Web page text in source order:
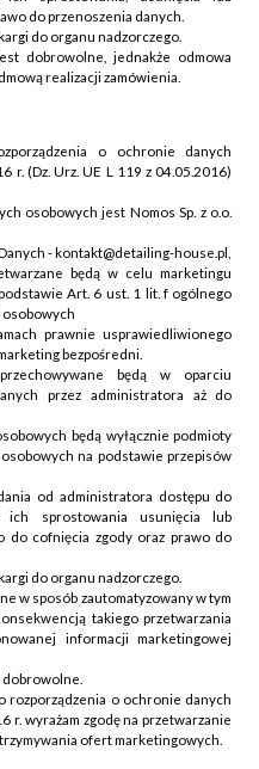
do przenoszenia danych.
do organu nadzorczego.
dobrowolne, jednakże odmowa
realizacji zamówienia.
o ochronie danych
r. (Dz. Urz. UE L 119 z 04.05.2016)
osobowych jest Nomos Sp. z o.o.
- kontakt@detailing-house.pl,
będą w celu marketingu
Art. 6 ust. 1 lit. f ogólnego
prawnie usprawiedliwionego
bezpośredni.
będą w oparciu
przez administratora aż do
będą wyłącznie podmioty
na podstawie przepisów
od administratora dostępu do
sprostowania usunięcia lub
do cofnięcia zgody oraz prawo do
do organu nadzorczego.
w sposób zautomatyzowany w tym
takiego przetwarzania
informacji marketingowej
rozporządzenia o ochronie danych
r. wyrażam zgodę na przetwarzanie
ofert marketingowych.